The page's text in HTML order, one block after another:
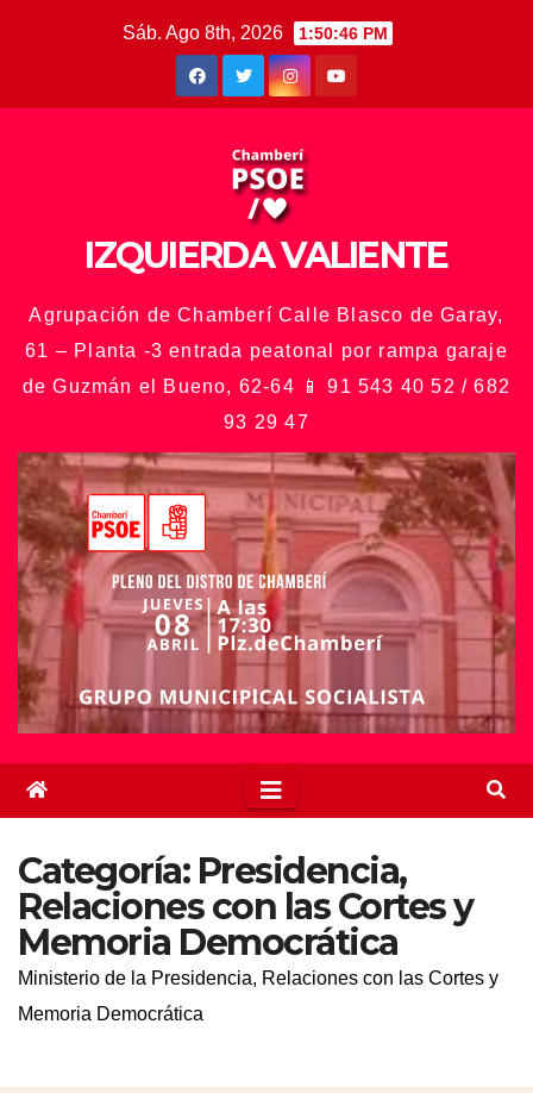
Sáb. Ago 8th, 2026 1:50:48 PM
IZQUIERDA VALIENTE
Agrupación de Chamberí Calle Blasco de Garay,
61 – Planta -3 entrada peatonal por rampa garaje
de Guzmán el Bueno, 62-64 📱 91 543 40 52 / 682
93 29 47
Categoría: Presidencia,
Relaciones con las Cortes y
Memoria Democrática
Ministerio de la Presidencia, Relaciones con las Cortes y
Memoria Democrática